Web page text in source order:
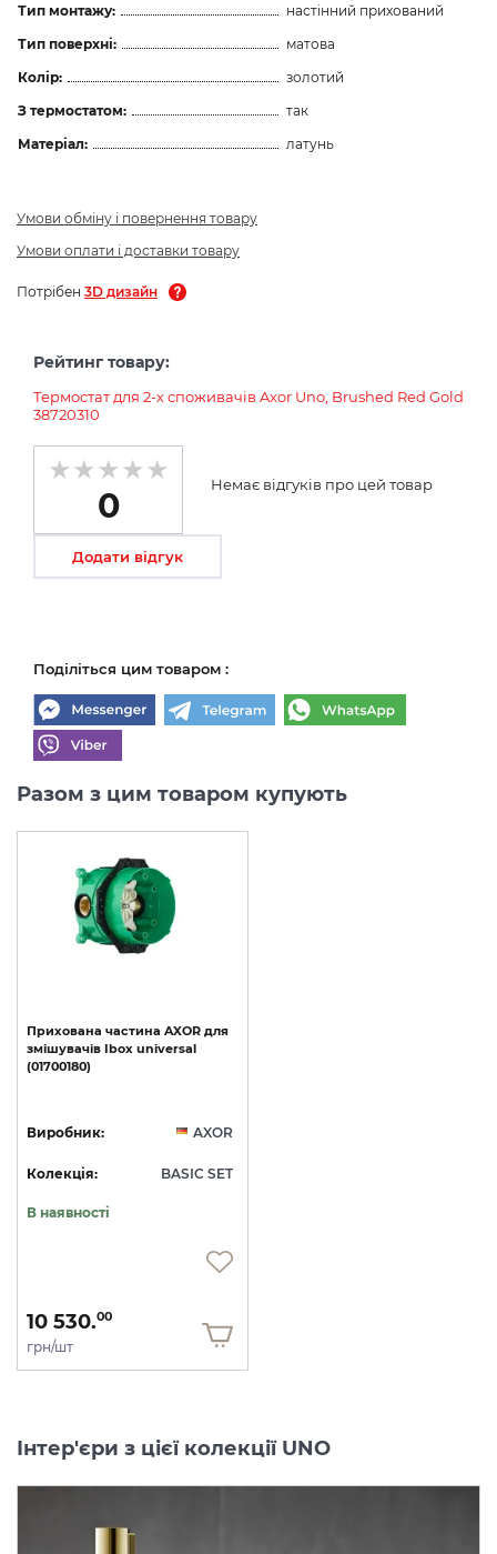
Тип монтажу:
настінний прихований
Тип поверхні:
матова
Колір:
золотий
З термостатом:
так
Матеріал:
латунь
Умови обміну і повернення товару
Умови оплати і доставки товару
Потрібен 3D дизайн
Рейтинг товару:
Термостат для 2-х споживачів Axor Uno, Brushed Red Gold
38720310
0
Немає відгуків про цей товар
Додати відгук
Поділіться цим товаром :
Разом з цим товаром купують
Прихована частина AXOR для
змішувачів Ibox universal
(01700180)
Виробник: AXOR
Колекція: BASIC SET
В наявності
10 530.00
грн/шт
Інтер'єри з цієї колекції UNO